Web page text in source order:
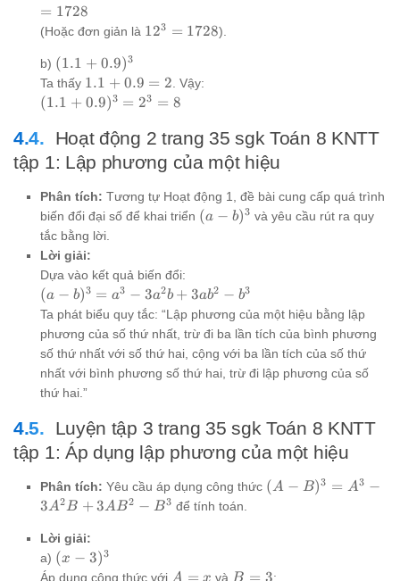
10^2
\cdot 2 +
3 \cdot
10 \cdot
2^2 +
2^3
+ 3
\cdot
100
\cdot
2 + 3
\cdot
10
\cdot
4 + 8
1000
+
+
120
+ 8
=
1728
= 1728
(Hoặc đơn giản là 12^3
123 = 1728).
b) (1.1+0.9)^3
(1.1 + 0.9)3
Ta thấy 1.1+0.9=2
1.1 + 0.9 = 2. Vậy:
(1.1+0.9)^3
(1.1 + 0.9)3 = 23 = 8
Hoạt động 2 trang 35 sgk Toán 8 KNTT
tập 1: Lập phương của một hiệu
Phân tích: Tương tự Hoạt động 1, đề bài cung cấp quá trình
biến đổi đại số để khai triển (a-
(a − b)3 và yêu cầu rút ra quy
tắc bằng lời.
Lời giải:
Dựa vào kết quả biến đổi:
(a-
b)^3
= a^3
-
3a^2b
+
3ab^2
- b^3
(a − b)3 = a3 − 3a2b + 3ab2 − b3
Ta phát biểu quy tắc: “Lập phương của một hiệu bằng lập
phương của số thứ nhất, trừ đi ba lần tích của bình phương
số thứ nhất với số thứ hai, cộng với ba lần tích của số thứ
nhất với bình phương số thứ hai, trừ đi lập phương của số
thứ hai.”
Luyện tập 3 trang 35 sgk Toán 8 KNTT
tập 1: Áp dụng lập phương của một hiệu
Phân tích: Yêu cầu áp dụng công thức (A-
+
(A − B)3 = A3 −
3A2B + 3AB2 − B3 để tính toán.
Lời giải:
a) (x-
3)^3
(x − 3)3
Áp dụng công thức với A=x vàB=3 :